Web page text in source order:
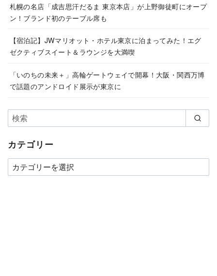
札幌の名店「成吉思汗だるま 東京本店」が上野御徒町にオープ
ン！ブランド初のテーブル席も
【宿泊記】JWマリオット・ホテル東京に泊まってみた！エグ
ゼクティブスイート＆ラウンジを大満喫
「いのちの未来＋」高輪ゲートウェイで開幕！大阪・関西万博
で話題のアンドロイド展示が東京に
カテゴリー
カ
テ